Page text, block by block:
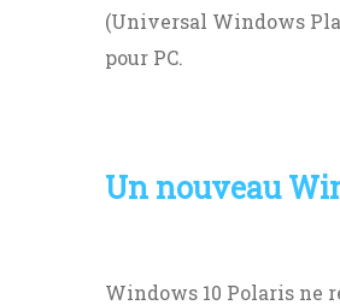
(Universal Windows
pour PC.
Un nouveau
Windows 10 Polaris ne